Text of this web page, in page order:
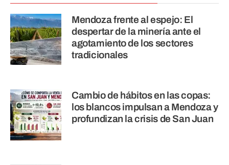
Mendoza frente al espejo: El
despertar de la minería ante el
agotamiento de los sectores
tradicionales
Cambio de hábitos en las copas:
los blancos impulsan a Mendoza y
profundizan la crisis de San Juan